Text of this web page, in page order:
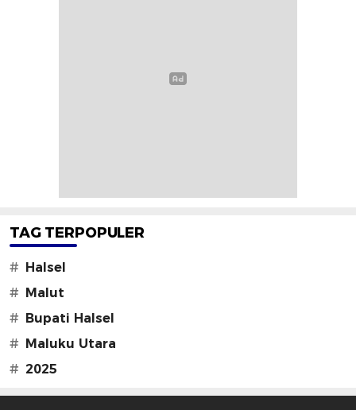
TAG TERPOPULER
#
Halsel
#
Malut
#
Bupati Halsel
#
Maluku Utara
# 2025